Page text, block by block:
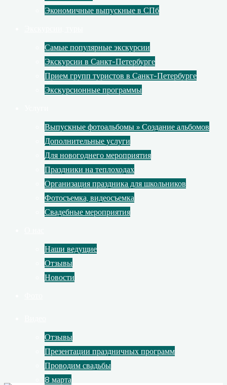
Экономичные выпускные в СПб
Самые популярные экскурсии
Экскурсии в Санкт-Петербурге
Прием групп туристов в Санкт-Петербурге
Экскурсионные программы
Выпускные фотоальбомы » Создание альбомов
Дополнительные услуги
Для новогоднего мероприятия
Праздники на теплоходах
Организация праздника для школьников
Фотосъемка, видеосъемка
Свадебные мероприятия
Наши ведущие
Отзывы
Новости
Отзывы
Презентации праздничных программ
Проводим свадьбы
8 марта